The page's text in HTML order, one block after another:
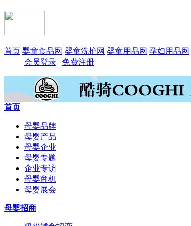
首页 婴童食品网 婴童洗护网 婴童用品网 孕妇用品网
会员登录 | 免费注册
首页
母婴品牌
母婴产品
母婴企业
母婴专题
企业专访
母婴商机
母婴展会
母婴招商